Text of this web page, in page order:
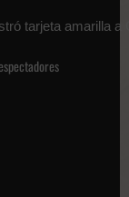
tarjeta amarilla